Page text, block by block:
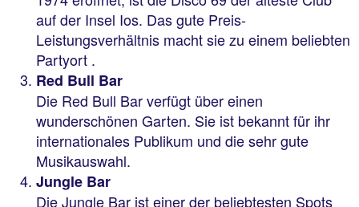
auf der Insel Ios. Das gute Preis-
Leistungsverhältnis macht sie zu einem beliebten
Partyort .
Red Bull Bar
Die Red Bull Bar verfügt über einen
wunderschönen Garten. Sie ist bekannt für ihr
internationales Publikum und die sehr gute
Musikauswahl.
Jungle Bar
Die Jungle Bar ist einer der beliebtesten Spots